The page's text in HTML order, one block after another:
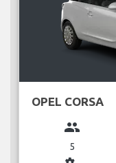
OPEL CORSA
group
5